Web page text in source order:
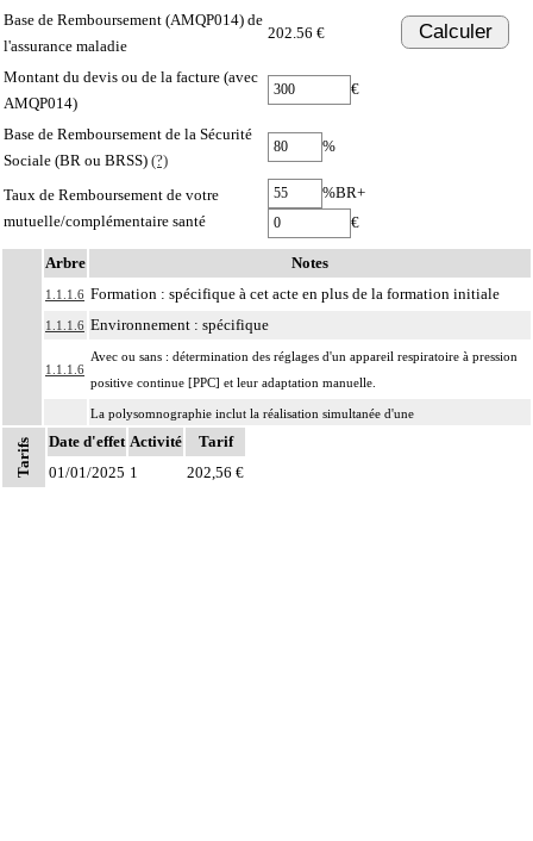
Base de Remboursement (AMQP014) de
l'assurance maladie
202.56 € Calculer
Montant du devis ou de la facture (avec
AMQP014)
€
Base de Remboursement de la Sécurité
Sociale (BR ou BRSS) (?)
%
Taux de Remboursement de votre
mutuelle/complémentaire santé
%BR+
€
Arbre Notes
1.1.1.6 Formation : spécifique à cet acte en plus de la formation initiale
1.1.1.6 Environnement : spécifique
1.1.1.6
Avec ou sans : détermination des réglages d'un appareil respiratoire à pression
positive continue [PPC] et leur adaptation manuelle.
La polysomnographie inclut la réalisation simultanée d'une
électroencéphalographie sur une ou deux dérivations, d'une
électrooculographie sur une ou deux dérivations, électromyographie
Tarifs Date d'effet Activité
Tarif
01/01/2025 1 202,56 €